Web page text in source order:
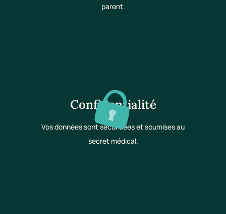
parent.
Confidentialité
Vos données sont sécurisées et soumises au
secret médical.